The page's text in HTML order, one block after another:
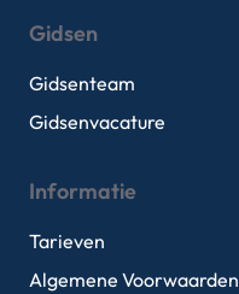
Gidsen
Gidsenteam
Gidsenvacature
Informatie
Tarieven
Algemene Voorwaarden